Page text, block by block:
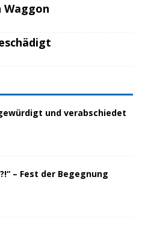
Waggon
und verabschiedet
– Fest der Begegnung